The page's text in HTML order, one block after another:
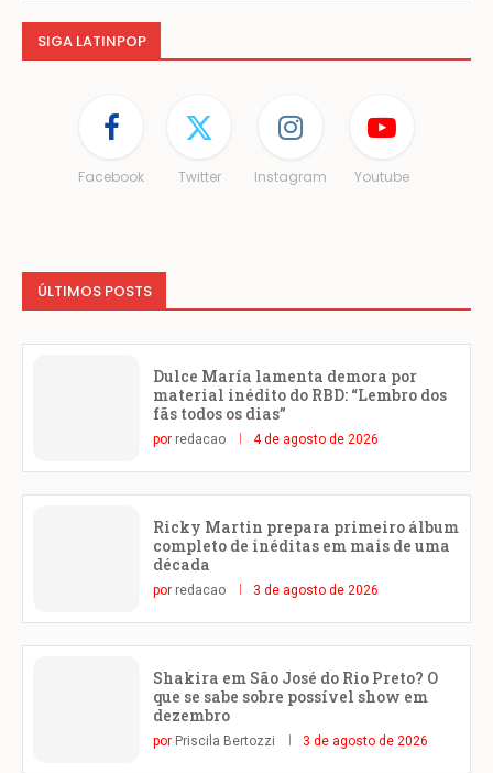
SIGA LATINPOP
Facebook Twitter Instagram Youtube
ÚLTIMOS POSTS
Dulce María lamenta demora por
material inédito do RBD: “Lembro dos
fãs todos os dias”
por redacao 4 de agosto de 2026
Ricky Martin prepara primeiro álbum
completo de inéditas em mais de uma
década
por redacao 3 de agosto de 2026
Shakira em São José do Rio Preto? O
que se sabe sobre possível show em
dezembro
por Priscila Bertozzi 3 de agosto de 2026